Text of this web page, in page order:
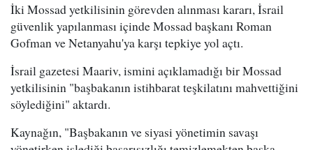
İki Mossad yetkilisinin görevden alınması kararı, İsrail
güvenlik yapılanması içinde Mossad başkanı Roman
Gofman ve Netanyahu'ya karşı tepkiye yol açtı.
İsrail gazetesi Maariv, ismini açıklamadığı bir Mossad
yetkilisinin "başbakanın istihbarat teşkilatını mahvettiğini
söylediğini" aktardı.
Kaynağın, "Başbakanın ve siyasi yönetimin savaşı